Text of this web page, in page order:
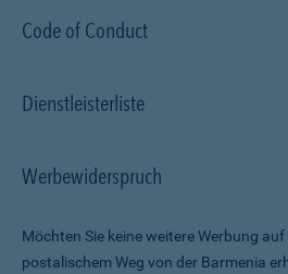
Code of Conduct
Dienstleisterliste
Werbewiderspruch
Möchten Sie keine weitere Werbung
postalischem Weg von der Barmenia